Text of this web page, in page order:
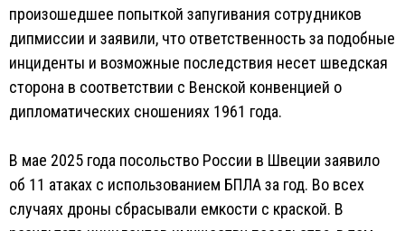
произошедшее попыткой запугивания сотрудников
дипмиссии и заявили, что ответственность за подобные
инциденты и возможные последствия несет шведская
сторона в соответствии с Венской конвенцией о
дипломатических сношениях 1961 года.
В мае 2025 года посольство России в Швеции заявило
об 11 атаках с использованием БПЛА за год. Во всех
случаях дроны сбрасывали емкости с краской. В